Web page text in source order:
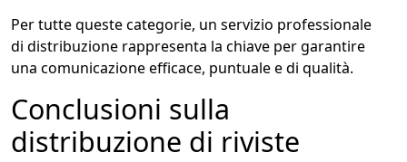
Per tutte queste categorie, un servizio professionale
di distribuzione rappresenta la chiave per garantire
una comunicazione efficace, puntuale e di qualità.
Conclusioni sulla
distribuzione di riviste